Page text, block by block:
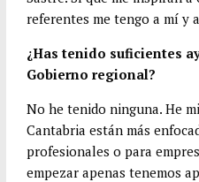
referentes me tengo a mí y
¿Has tenido suficientes
Gobierno regional?
No he tenido ninguna. He
Cantabria están más
profesionales o para
empezar apenas tenemos